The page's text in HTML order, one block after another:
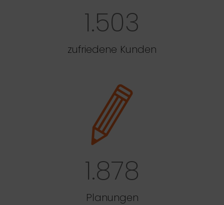
1.503
zufriedene Kunden
1.878
Planungen